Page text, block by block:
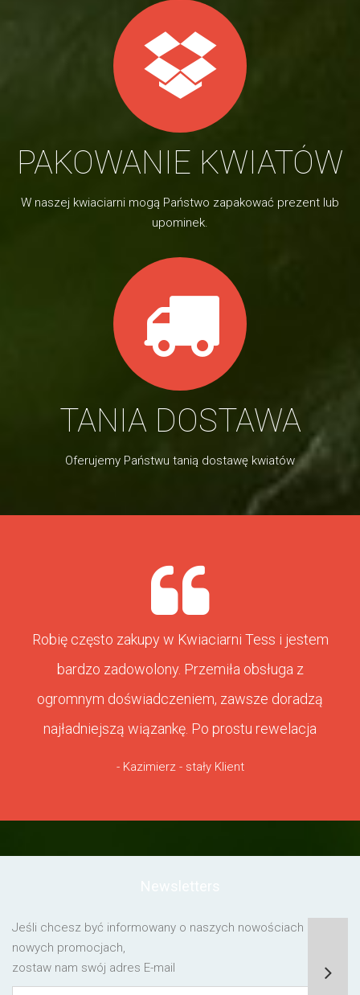
PAKOWANIE KWIATÓW
W naszej kwiaciarni mogą Państwo zapakować prezent lub
upominek.
TANIA DOSTAWA
Oferujemy Państwu tanią dostawę kwiatów
Robię często zakupy w Kwiaciarni Tess i jestem
bardzo zadowolony. Przemiła obsługa z
ogromnym doświadczeniem, zawsze doradzą
najładniejszą wiązankę. Po prostu rewelacja
- Kazimierz - stały Klient
Jeśli chcesz być informowany o naszych nowościach lub o
nowych promocjach,
zostaw nam swój adres E-mail